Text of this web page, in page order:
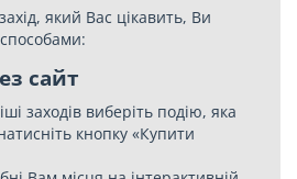
який Вас цікавить, Ви
сайт
заходів виберіть подію, яка
кнопку «Купити